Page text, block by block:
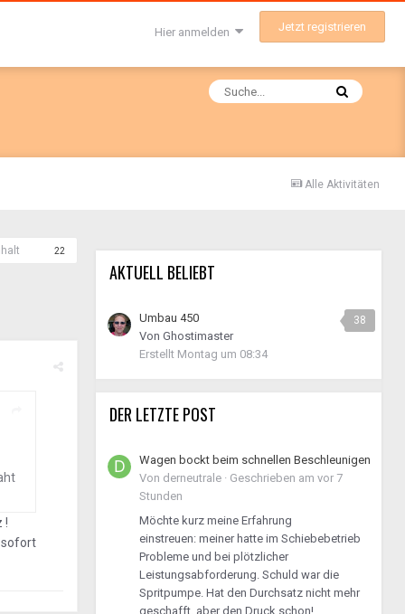
Hier anmelden Jetzt registrieren
Alle Aktivitäten
22
!
sofort
AKTUELL BELIEBT
38
Umbau 450
Von Ghostimaster
Erstellt Montag um 08:34
DER LETZTE POST
Wagen bockt beim schnellen Beschleunigen
Von derneutrale · Geschrieben am vor 7
Stunden
Möchte kurz meine Erfahrung
einstreuen: meiner hatte im Schiebebetrieb
Probleme und bei plötzlicher
Leistungsabforderung. Schuld war die
Spritpumpe. Hat den Durchsatz nicht mehr
geschafft, aber den Druck schon!